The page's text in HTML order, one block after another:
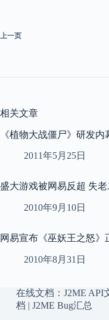
上一页
相关文章
《植物大战僵尸》研发
2011年5月25日
盛大游戏被网易反超 失
2010年9月10日
网易宣布《巫妖王之怒》
2010年8月31日
在线文档： J2ME API
档 | J2ME Bug汇总